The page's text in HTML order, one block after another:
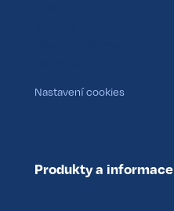
Nastavení cookies
Produkty a informace